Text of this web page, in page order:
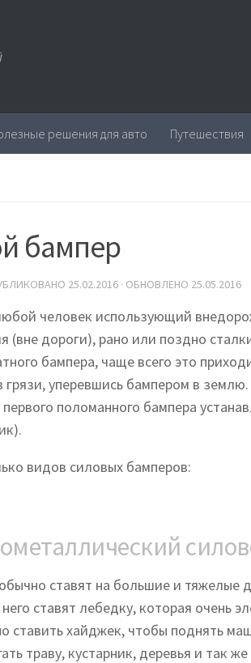
решения для авто Путешествия
бампер
25.02.2016 · ОБНОВЛЕНО 25.05.2016
человек использующий
(вне дороги), рано или поздно
бампера, чаще всего это
грязи, уперевшись бампером в
поломанного бампера
видов силовых бамперов:
ставят на большие и тяжелые
ставят лебедку, которая очень
ставить хайджек, чтобы поднять
траву, кустарник, деревья и так